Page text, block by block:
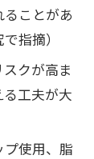
ことがあ
指摘）
クが高ま
工夫が大
プ使用、脂